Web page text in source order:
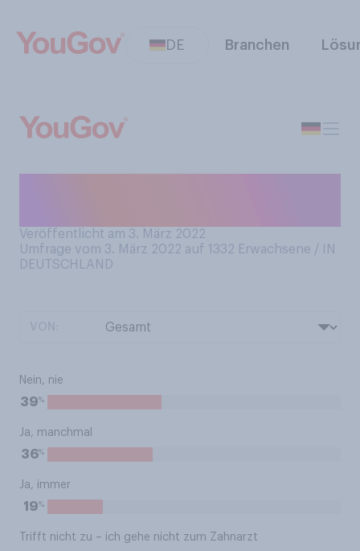
DE Branchen
Veröffentlicht am 3. März 2022
Umfrage vom 3. März 2022 auf 1332 Erwachsene / IN
DEUTSCHLAND
Nein, nie
39%
Ja, manchmal
36%
Ja, immer
19%
Trifft nicht zu – ich gehe nicht zum Zahnarzt